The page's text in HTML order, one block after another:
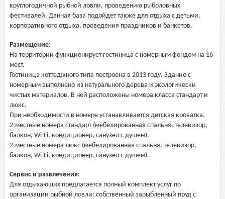
круглогодичной рыбной ловли, проведению рыболовных
фестивалей. Данная база подойдет также для отдыха с детьми,
корпоративного отдыха, проведения праздников и банкетов.
Размещение:
На территории функционирует гостиница с номерным фондом на 16
мест.
Гостиница коттеджного типа построена в 2013 году. Здание с
номерным выполнено из натурального дерева и экологически
чистых материалов. В ней расположены номера класса стандарт и
люкс.
При необходимости в номере устанавливается детская кроватка.
2-местные номера стандарт (мебелированная спальня, телевизор,
балкон, Wi-Fi, кондиционер, санузел с душем).
2-местные номера люкс (мебелированная спальня, телевизор,
балкон, Wi-Fi, кондиционер, санузел с душем).
Сервис и развлечения:
Для отдыхающих предлагается полный комплект услуг по
организации рыбной ловли: собственный зарыбленный пруд с